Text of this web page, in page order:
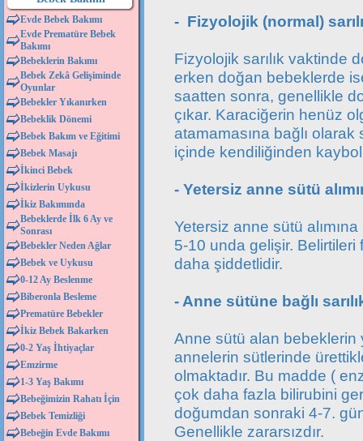
Evde Bebek Bakımı
Evde Prematüre Bebek
Bakımı
Bebeklerin Bakımı
Bebek Zekâ Gelişiminde
Oyunlar
Bebekler Yıkanırken
Bebeklik Dönemi
Bebek Bakım ve Eğitimi
Bebek Masajı
İkinci Bebek
İkizlerin Uykusu
İkiz Bakımında
Bebeklerde İlk 6 Ay ve
Sonrası
Bebekler Neden Ağlar
Bebek ve Uykusu
0-12 Ay Beslenme
Biberonla Besleme
Prematüre Bebekler
İkiz Bebek Bakarken
0-2 Yaş İhtiyaçlar
Emzirme
1-3 Yaş Bakımı
Bebeğimizin Rahatı İçin
Bebek Temizliği
Bebeğin Evde Bakımı
- Fizyolojik (normal)
Fizyolojik sarılık vaktinde
erken doğan bebeklerde
saatten sonra, genellikle
çıkar. Karaciğerin henüz
atamamasına bağlı olarak
içinde kendiliğinden
- Yetersiz anne sütü
Yetersiz anne sütü
5-10 unda gelişir. Belirtileri
daha şiddetlidir.
- Anne sütüne bağlı
Anne sütü alan bebeklerin
annelerin sütlerinde
olmaktadır. Bu madde (
çok daha fazla bilirubini
doğumdan sonraki 4-7.
Genellikle zararsızdır.